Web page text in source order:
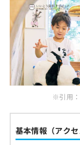
※引用
基本情報（アク